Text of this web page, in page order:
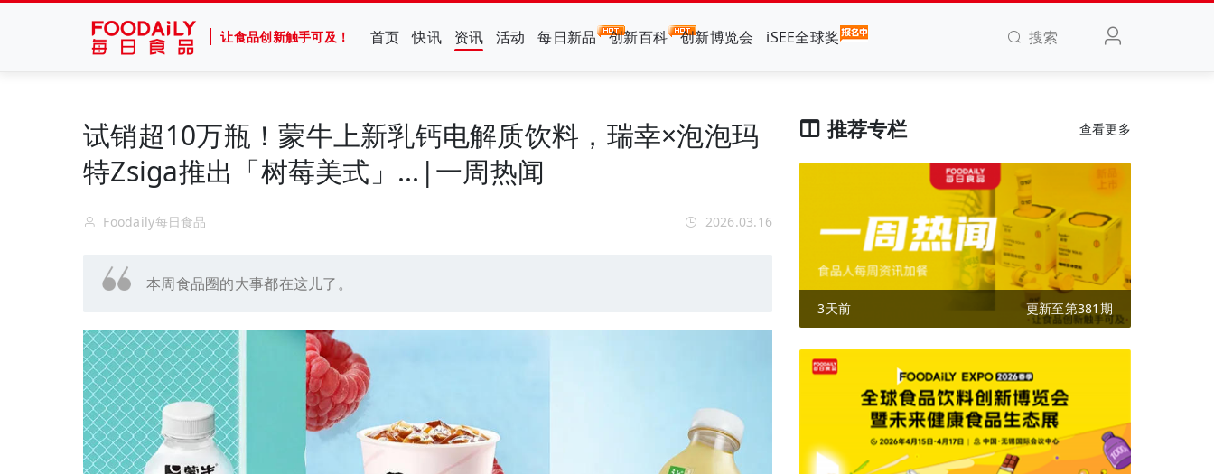
让食品创新触手可及！ 首页 快讯 资讯 活动 每日新品 创新百科 创新博览会 iSEE全球奖 搜索
试销超10万瓶！蒙牛上新乳钙电解质饮料，瑞幸×泡泡玛
特Zsiga推出「树莓美式」...|一周热闻
Foodaily每日食品 2026.03.16
本周食品圈的大事都在这儿了。
推荐专栏 查看更多
3天前 更新至第381期